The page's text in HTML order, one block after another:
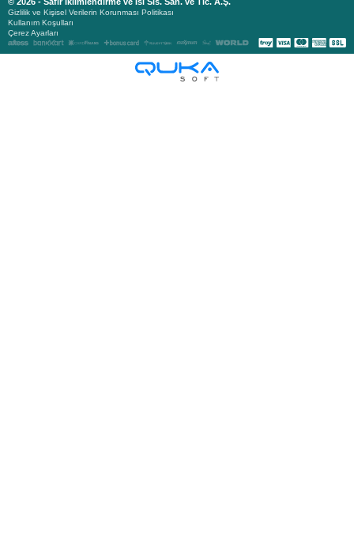
Gizlilik ve Kişisel Verilerin Korunması Politikası
Kullanım Koşulları
Çerez Ayarları